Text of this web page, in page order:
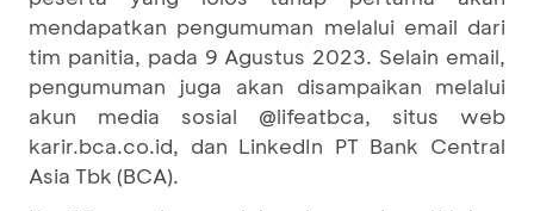
mendapatkan pengumuman melalui email dari
tim panitia, pada 9 Agustus 2023. Selain email,
pengumuman juga akan disampaikan melalui
akun media sosial @lifeatbca, situs web
karir.bca.co.id, dan LinkedIn PT Bank Central
Asia Tbk (BCA).